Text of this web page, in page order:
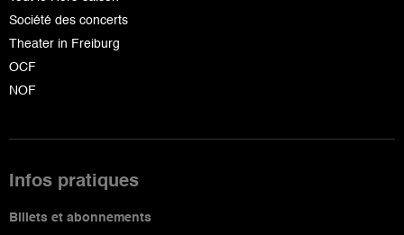
Société des concerts
Theater in Freiburg
OCF
NOF
Infos pratiques
Billets et abonnements